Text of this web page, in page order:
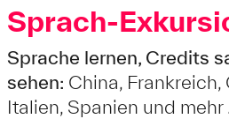
Sprach-
Sprache lernen, Credits
sehen: China,
Italien, Spanien und mehr